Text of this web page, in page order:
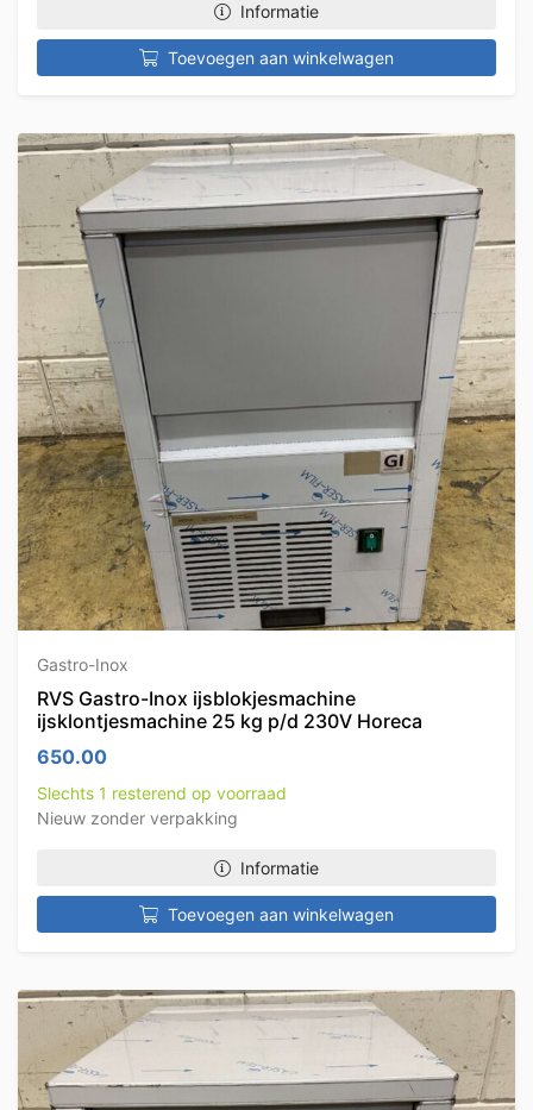
Informatie
Toevoegen aan winkelwagen
Gastro-Inox
RVS Gastro-Inox ijsblokjesmachine
ijsklontjesmachine 25 kg p/d 230V Horeca
650.00
Slechts 1 resterend op voorraad
Nieuw zonder verpakking
Informatie
Toevoegen aan winkelwagen